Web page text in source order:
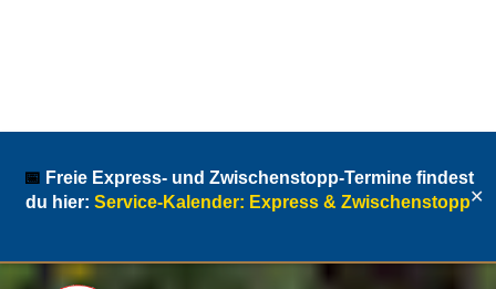
Inhalt
springen
📅 Freie Express‑ und Zwischenstopp‑Termine findest
du hier: Service‑Kalender: Express & Zwischenstopp✕